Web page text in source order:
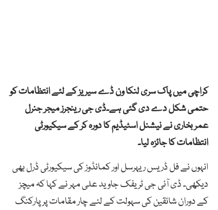
کراچی میں پاک سری لنکا ون ڈے سیریز کے لئے انتظامات کو
حتمی شکل دے دی گئی ہے۔ڈی جی رینجرز میجر جنرل
عمر بخاری نے نیشنل اسٹیڈیم کا دورہ کر کے سیکیورٹی
انتظامات کا جائزہ لیا۔
انہوں نے فل ڈریس ریہرسل اور کمانڈوز کی سیکیورٹی ڈرل بھی
دیکھی۔ ڈی آئی جی ٹریفک جاوید علی مہر نے کہا کہ میچز
کے دوران شائقین کی سہولت کے لئے چار مقامات پر پارکنگ